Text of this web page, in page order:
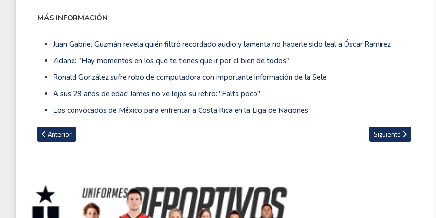
MÁS INFORMACIÓN
Juan Gabriel Guzmán revela quién filtró recordado audio y lamenta no haberle sido leal a Óscar Ramírez
Zidane: "Hay momentos en los que te tienes que ir por el bien de todos"
Ronald González sufre robo de computadora con importante información de la Sele
A sus 29 años de edad James no ve lejos su retiro: ''Falta poco''
Los convocados de México para enfrentar a Costa Rica en la Liga de Naciones
Artículo anterior: Zidane: "Hay momentos en los que te tienes que ir por el bien de todos"
Anterior Artículo siguiente:
Siguiente